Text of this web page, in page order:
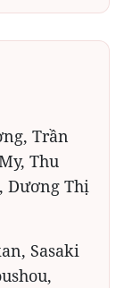
Trần
Thu
Dương Thị
Sasaki